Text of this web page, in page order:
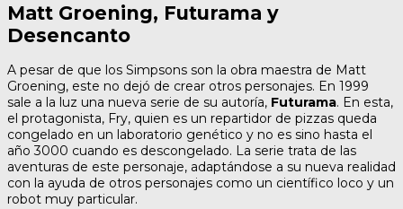
Matt Groening, Futurama y
Desencanto
A pesar de que los Simpsons son la obra maestra de Matt
Groening, este no dejó de crear otros personajes. En 1999
sale a la luz una nueva serie de su autoría, Futurama. En esta,
el protagonista, Fry, quien es un repartidor de pizzas queda
congelado en un laboratorio genético y no es sino hasta el
año 3000 cuando es descongelado. La serie trata de las
aventuras de este personaje, adaptándose a su nueva realidad
con la ayuda de otros personajes como un científico loco y un
robot muy particular.